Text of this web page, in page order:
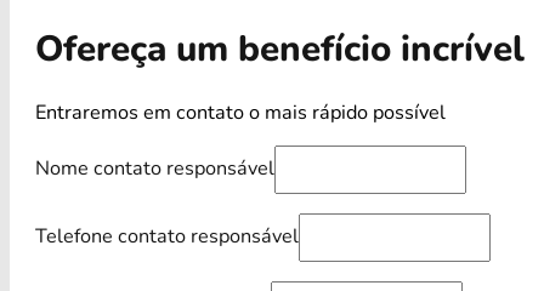
Ofereça um benefício incrível
Entraremos em contato o mais rápido possível
Nome contato responsável
Telefone contato responsável